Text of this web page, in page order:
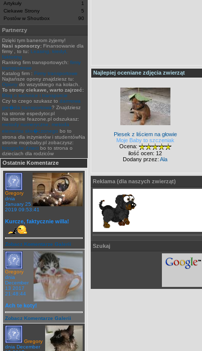
Artykuły
1
Ciekawe Strony
5
Postów w Shoutbox
90
Partnerzy
Dzięki tym banerom żyjemy!
Nasi sponsorzy: Finansowanie dla
firmy , to tu: Leasing, kredyt,
faktoring
Ranking firm transportowych: firmy
transportowe
Katalog firm : Firmy transportowe
Najtańsze opony znajdziesz tu:
Opony do wszystkiego na kołach.
To strony ciekawe, warto zajrzeć:
Blog o technice i transporcie
Czy to czego szukasz to darmowa
gie�da transportowa? Znajdziesz
na stronie espedytor.pl
Na stronie feazone.pl odszukasz:
metody numeryczne, metoda
elementu sko�czonego bo to
strona dla inżynierów i studentówNa
stronie mojebaby.pl zobaczysz:
fotografie dzieci bo to strona o
dzieciach dla rodziców
Ostatnie Komentarze
Gregory
dnia
January 25
2019 09:53:41
Kurcze, faktycznie willa!
Zobacz Komentarze Galerii
Gregory
dnia
December
13 2017
21:48:44
Ach te koty!
Zobacz Komentarze Galerii
Gregory
dnia December
Najlepiej oceniane zdjęcia zwierząt
Piesek z liściem na głowie
Moje Baby to szczeniak
Ocena:
ilość ocen: 12
Dodany przez: Ala
Reklama (dla naszych zwierząt)
Szukaj